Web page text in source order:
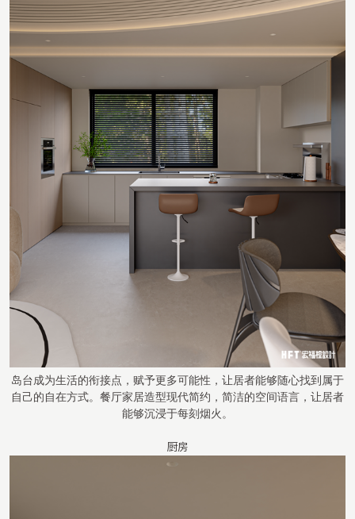
岛台成为生活的衔接点，赋予更多可能性，让居者能够随心找到属于
自己的自在方式。餐厅家居造型现代简约，简洁的空间语言，让居者
能够沉浸于每刻烟火。
厨房